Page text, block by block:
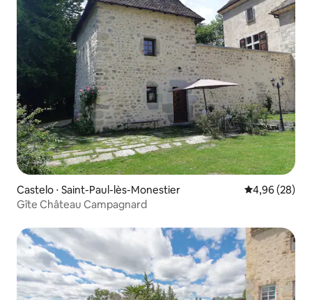
Castelo ⋅ Saint-Paul-lès-Monestier 4,96 de uma
4,96 (28)
Gîte Château Campagnard